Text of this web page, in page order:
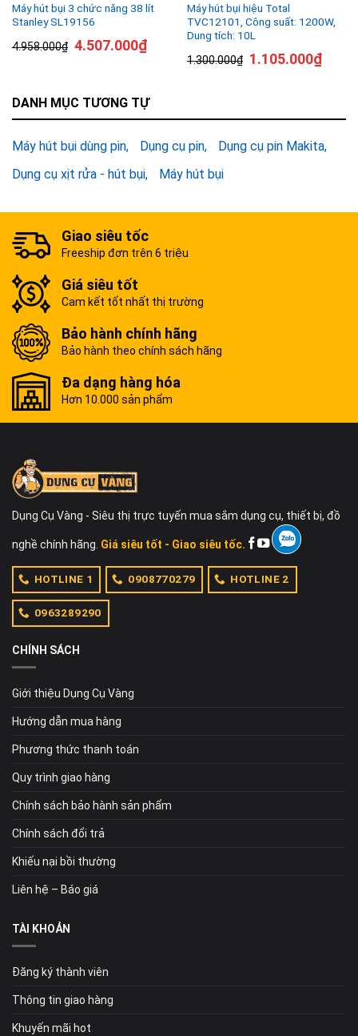
Máy hút bụi 3 chức năng 38 lít
Stanley SL19156
4.958.000₫ 4.507.000₫
Máy hút bụi hiệu Total
TVC12101, Công suất: 1200W,
Dung tích: 10L
1.300.000₫ 1.105.000₫
DANH MỤC TƯƠNG TỰ
Máy hút bụi dùng pin Dụng cụ pin
Dụng cụ pin Makita
Dụng cụ xịt rửa - hút bụi
Máy hút bụi
Giao siêu tốc
Freeship đơn trên 6 triệu
Giá siêu tốt
Cam kết tốt nhất thị trường
Bảo hành chính hãng
Bảo hành theo chính sách hãng
Đa dạng hàng hóa
Hơn 10.000 sản phẩm
Dụng Cụ Vàng - Siêu thị trực tuyến mua sắm dụng cụ, thiết bị, đồ
nghề chính hãng. Giá siêu tốt - Giao siêu tốc.
HOTLINE 1 0908770279 HOTLINE 2
0963289290
CHÍNH SÁCH
Giới thiệu Dụng Cụ Vàng
Hướng dẫn mua hàng
Phương thức thanh toán
Quy trình giao hàng
Chính sách bảo hành sản phẩm
Chính sách đổi trả
Khiếu nại bồi thường
Liên hệ – Báo giá
TÀI KHOẢN
Đăng ký thành viên
Thông tin giao hàng
Khuyến mãi hot